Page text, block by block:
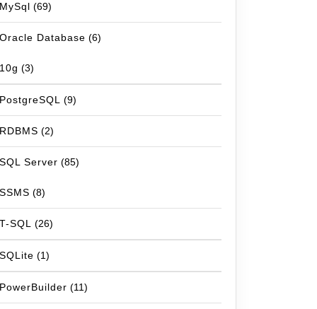
MySql (69)
Oracle Database (6)
10g (3)
PostgreSQL (9)
RDBMS (2)
SQL Server (85)
SSMS (8)
T-SQL (26)
SQLite (1)
PowerBuilder (11)